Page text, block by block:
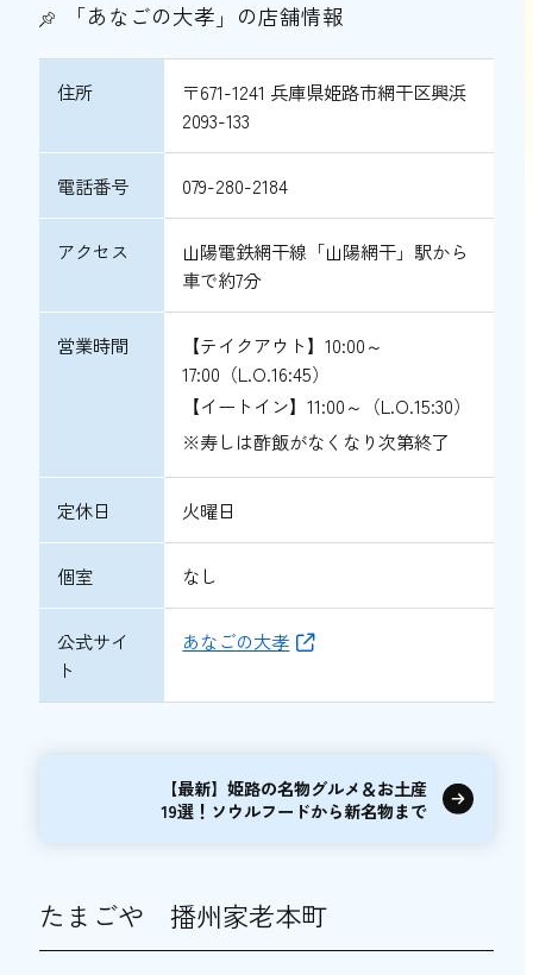
「あなごの大孝」の店舗情報
住所
〒671-1241 兵庫県姫路市網干区興浜
2093-133
電話番号 079-280-2184
アクセス
山陽電鉄網干線「山陽網干」駅から
車で約7分
営業時間
【テイクアウト】10:00～
17:00（L.O.16:45）
【イートイン】11:00～（L.O.15:30）
※寿しは酢飯がなくなり次第終了
定休日 火曜日
個室 なし
公式サイ
ト
あなごの大孝
【最新】姫路の名物グルメ＆お土産
19選！ソウルフードから新名物まで
たまごや 播州家老本町